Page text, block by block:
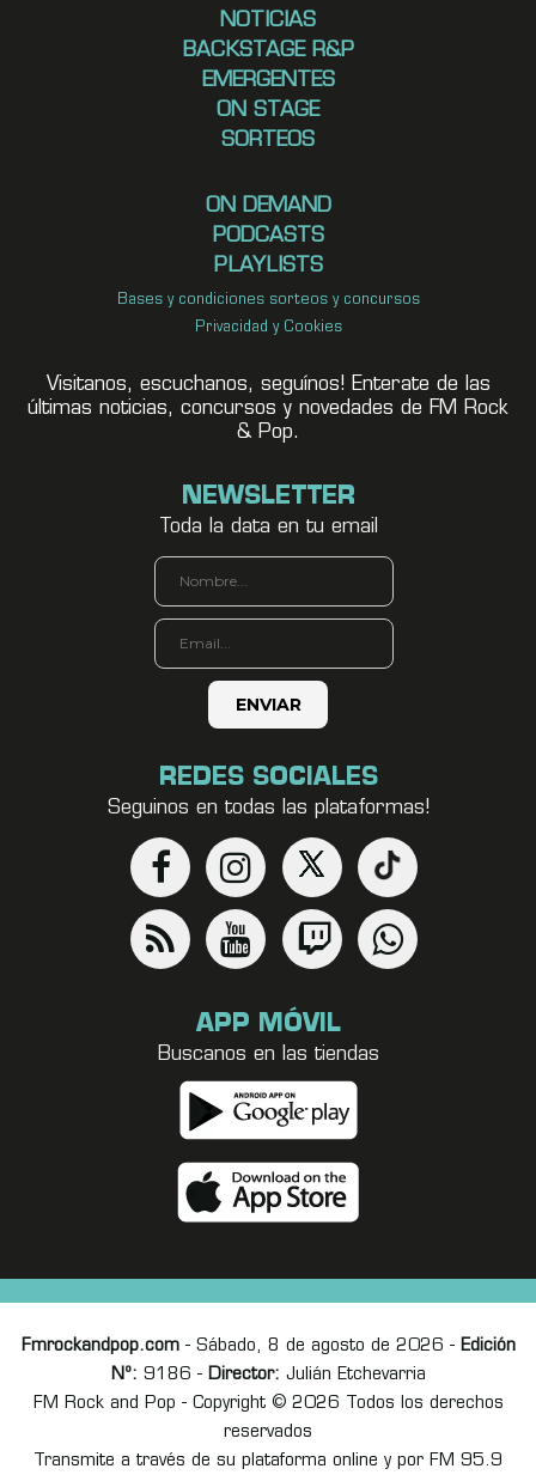
NOTICIAS
BACKSTAGE R&P
EMERGENTES
ON STAGE
SORTEOS
ON DEMAND
PODCASTS
PLAYLISTS
Bases y condiciones sorteos y concursos
Privacidad y Cookies
Visitanos, escuchanos, seguínos! Enterate de las
últimas noticias, concursos y novedades de FM Rock
& Pop.
NEWSLETTER
Toda la data en tu email
REDES SOCIALES
Seguinos en todas las plataformas!
APP MÓVIL
Buscanos en las tiendas
Fmrockandpop.com- Sábado, 8 de agosto de 2026 - Edición
Nº: 9186 - Director: Julián Etchevarria
FM Rock and Pop - Copyright © 2026 Todos los derechos
reservados
Transmite a través de su plataforma online y por FM 95.9